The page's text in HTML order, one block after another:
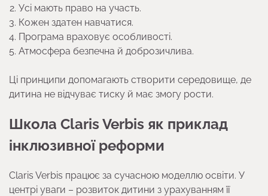
Усі мають право на участь.
Кожен здатен навчатися.
Програма враховує особливості.
Атмосфера безпечна й доброзичлива.
Ці принципи допомагають створити середовище, де
дитина не відчуває тиску й має змогу рости.
Школа Claris Verbis як приклад
інклюзивної реформи
Claris Verbis працює за сучасною моделлю освіти. У
центрі уваги – розвиток дитини з урахуванням її